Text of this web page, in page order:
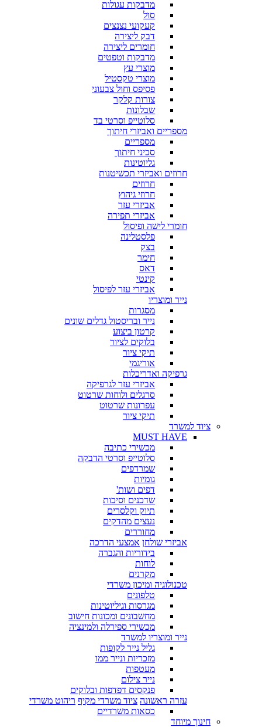
מדבקות עגולות
סול
קעקועי נצנצים
דבק ליצירה
חומרים ליצירה
מדבקות וטפטים
מוצרי עץ
מוצרי טקסטיל
פסיפס וחול צבעוני
צורות קלקר
שבלונות
סלוטייפ וסרטי בד
מספריים ואביזרי חיתוך
מספריים
סכיני חיתוך
גליוטינות
חרוזים ואביזרי תכשיטנות
חרוזים
חרוזי גיהוץ
אביזרי עזר
אביזרי תפירה
חומרי לישה ופיסול
פלסטלינה
בצק
חימר
דאס
קינטי
אביזרי עזר לפיסול
נייר ומוצריו
מסגרות
נייר ובריסטול גדלים שונים
קרטון ביצוע
בלוקים לציור
תיקי ציור
אוריגמי
גרפיקה ואדריכלות
אביזרי עזר לגרפיקה
סרגלים ולוחות שרטוט
עפרונות שרטוט
תיקי ציור
ציוד למשרד
MUST HAVE
מכשירי כתיבה
סלוטייפ וסרטי הדבקה
שמרדפים
גומיות
דפים ושות'
שדכנים וסיכות
תיוק וקלסרים
נעצים מהדקים
מחוררים
אביזרי שולחן אמצעי הדרכה
בידוריות והגברה
לוחות
מקרנים
טכנולוגיה ומיכון משרדי
טלפונים
מגרסות וגיליוטינות
מחשבונים ומכונות חישוב
מכשירי ספירלה ולמינציה
נייר ומוצריו למשרד
גליל נייר לקופות
מזכריות ונייר ממו
מעטפות
נייר צילום
פנקסים דפדפות ובלוקים
עזרה ראשונה ציוד משרדי מקיף ריהוט משרדי
כסאות משרדיים
חינוך מיוחד